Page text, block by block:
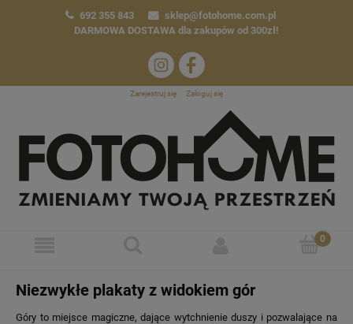
692 355 843
sklep@fotohome.com.pl
DARMOWA DOSTAWA dla zakupów od 300zł!
Zarejestruj się Zaloguj się
Niezwykłe plakaty z widokiem gór
Góry to miejsce magiczne, dające wytchnienie duszy i pozwalające na